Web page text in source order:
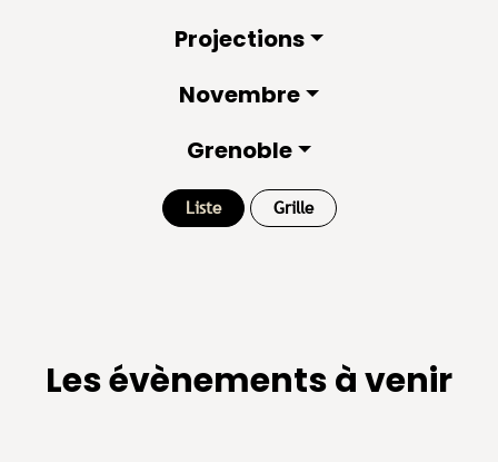
Projections
Novembre
Grenoble
Liste Grille
Les évènements à venir